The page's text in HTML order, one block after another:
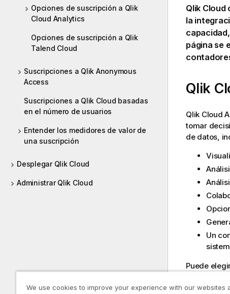
Opciones de suscripción a Qlik
Cloud Analytics
Opciones de suscripción a Qlik
Talend Cloud
Suscripciones a Qlik Anonymous
Access
Suscripciones a Qlik Cloud basadas
en el número de usuarios
Entender los medidores de valor de
una suscripción
Desplegar Qlik Cloud
Administrar Qlik Cloud
Qlik Cloud
la
página se
Qlik
Qlik Cloud
tomar
de datos,
Un
Puede
We use cookies to improve your experience with our websites